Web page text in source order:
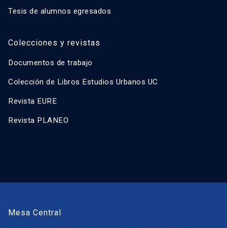
Tesis de alumnos egresados
Colecciones y revistas
Documentos de trabajo
Colección de Libros Estudios Urbanos UC
Revista EURE
Revista PLANEO
Mesa Central